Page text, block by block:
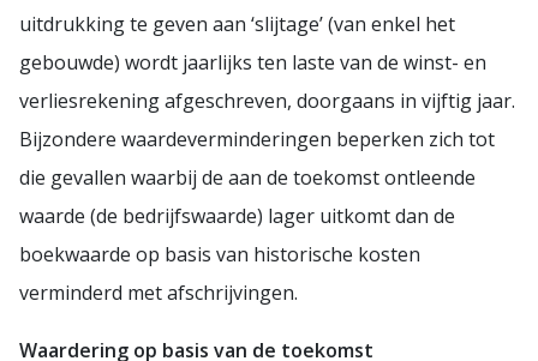
uitdrukking te geven aan ‘slijtage’ (van enkel het
gebouwde) wordt jaarlijks ten laste van de winst- en
verliesrekening afgeschreven, doorgaans in vijftig jaar.
Bijzondere waardeverminderingen beperken zich tot
die gevallen waarbij de aan de toekomst ontleende
waarde (de bedrijfswaarde) lager uitkomt dan de
boekwaarde op basis van historische kosten
verminderd met afschrijvingen.
Waardering op basis van de toekomst